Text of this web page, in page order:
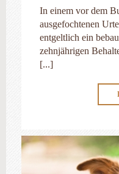
In einem vor dem
ausgefochtenen
entgeltlich ein
zehnjährigen
[...]